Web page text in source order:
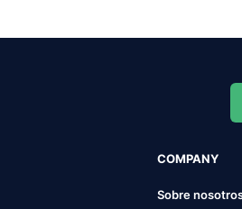
COMPANY
Sobre